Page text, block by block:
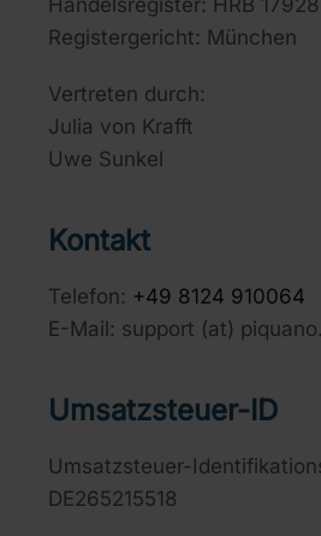
Handelsregister: HRB
Registergericht: München
Vertreten durch:
Julia von Krafft
Uwe Sunkel
Kontakt
Telefon: +49 8124 910064
E-Mail: support (at)
Umsatzsteuer-ID
Umsatzsteuer-
DE265215518